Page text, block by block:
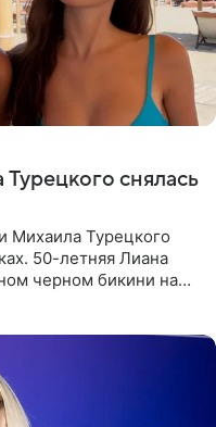
снялась
Михаила Турецкого
50-летняя Лиана
черном бикини на